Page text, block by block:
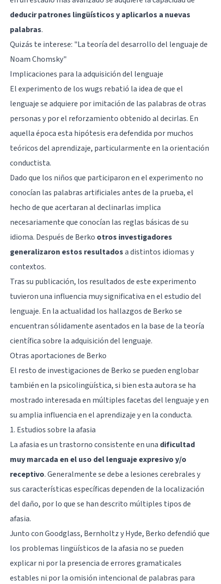
deducir patrones lingüísticos y aplicarlos a nuevas
palabras.
Quizás te interese: "La teoría del desarrollo del lenguaje de
Noam Chomsky"
Implicaciones para la adquisición del lenguaje
El experimento de los wugs rebatió la idea de que el
lenguaje se adquiere por imitación de las palabras de otras
personas y por el reforzamiento obtenido al decirlas. En
aquella época esta hipótesis era defendida por muchos
teóricos del aprendizaje, particularmente en laorientación
conductista.
Dado que los niños que participaron en el experimento no
conocían las palabras artificiales antes de la prueba, el
hecho de que acertaran al declinarlas implica
necesariamente que conocían las reglas básicas de su
idioma. Después de Berko otros investigadores
generalizaron estos resultadosa distintos idiomas y
contextos.
Tras su publicación, los resultados de este experimento
tuvieron una influencia muy significativa en el estudio del
lenguaje. En la actualidad los hallazgos de Berko se
encuentran sólidamente asentados en la base de la teoría
científica sobre la adquisición del lenguaje.
Otras aportaciones de Berko
El resto de investigaciones de Berko se pueden englobar
también en la psicolingüística, si bien esta autora se ha
mostrado interesada en múltiples facetas del lenguaje y en
su amplia influencia en el aprendizaje y en la conducta.
1. Estudios sobre la afasia
La afasia es un trastorno consistente en una dificultad
muy marcada en el uso del lenguaje expresivo y/o
receptivo. Generalmente se debe a lesiones cerebrales y
sus características específicas dependen de la localización
del daño, por lo que se han descrito múltiples tipos de
afasia.
Junto con Goodglass, Bernholtz y Hyde, Berko defendió que
los problemas lingüísticos de la afasia no se pueden
explicar ni por la presencia de errores gramaticales
estables ni por la omisión intencional de palabras para